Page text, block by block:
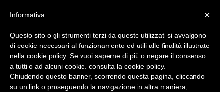
Cronaca
×
Informativa
Questo sito o gli strumenti terzi da questo utilizzati si avvalgono
di cookie necessari al funzionamento ed utili alle finalità illustrate
nella cookie policy. Se vuoi saperne di più o negare il consenso
a tutti o ad alcuni cookie, consulta la cookie policy.
Chiudendo questo banner, scorrendo questa pagina, cliccando
su un link o proseguendo la navigazione in altra maniera,